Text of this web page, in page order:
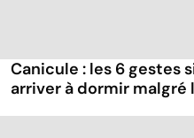
Canicule : les 6 gestes
arriver à dormir malgré